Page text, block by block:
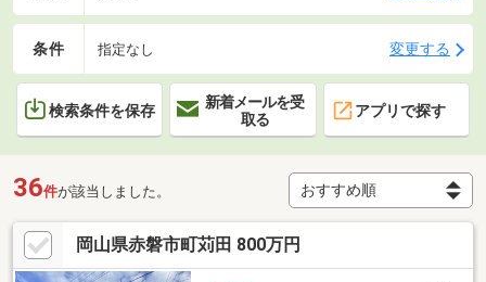
条件 指定なし 変更する
検索条件を保存
新着メールを受
取る
アプリで探す
36件が該当しました。
岡山県赤磐市町苅田 800万円